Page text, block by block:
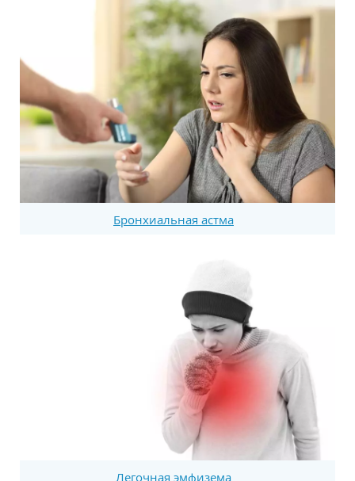
Бронхиальная астма
Легочная эмфизема